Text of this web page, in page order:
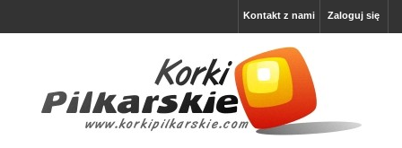
Zaloguj się
Kontakt z nami